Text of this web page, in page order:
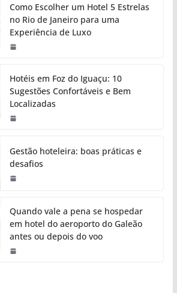
Como Escolher um Hotel 5 Estrelas
no Rio de Janeiro para uma
Experiência de Luxo
Hotéis em Foz do Iguaçu: 10
Sugestões Confortáveis e Bem
Localizadas
Gestão hoteleira: boas práticas e
desafios
Quando vale a pena se hospedar
em hotel do aeroporto do Galeão
antes ou depois do voo